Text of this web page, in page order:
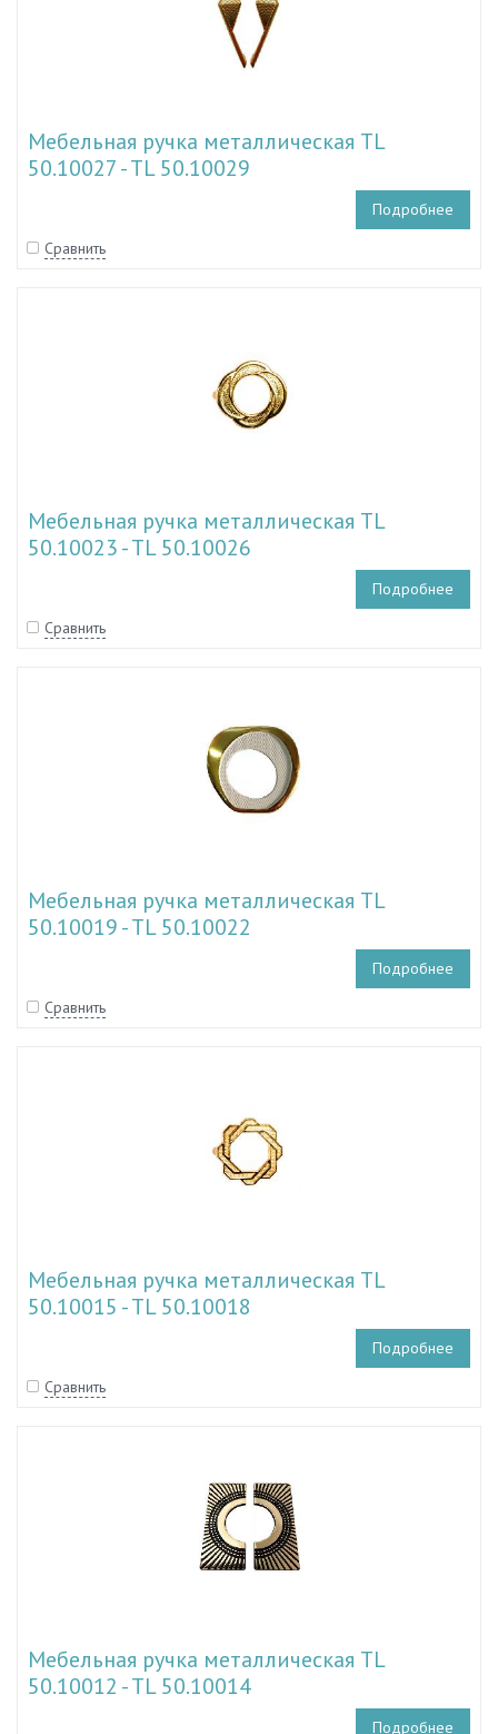
Мебельная ручка металлическая TL
50.10027 - TL 50.10029
Подробнее
Сравнить
Мебельная ручка металлическая TL
50.10023 - TL 50.10026
Подробнее
Сравнить
Мебельная ручка металлическая TL
50.10019 - TL 50.10022
Подробнее
Сравнить
Мебельная ручка металлическая TL
50.10015 - TL 50.10018
Подробнее
Сравнить
Мебельная ручка металлическая TL
50.10012 - TL 50.10014
Подробнее